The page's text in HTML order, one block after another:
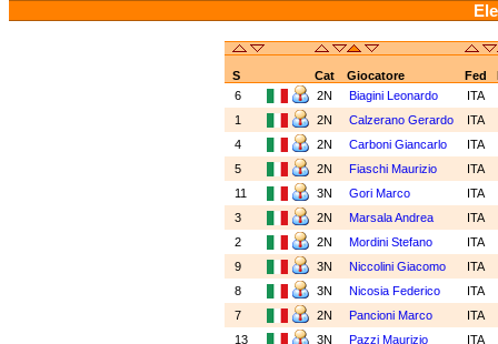
S Cat Giocatore Fed
6
2N Biagini Leonardo
ITA
1
2N Calzerano Gerardo
ITA
4
2N Carboni Giancarlo
ITA
5
2N Fiaschi Maurizio
ITA
11
3N Gori Marco
ITA
3
2N Marsala Andrea
ITA
2
2N Mordini Stefano
ITA
9
3N Niccolini Giacomo
ITA
8
3N Nicosia Federico
ITA
7
2N Pancioni Marco
ITA
13
3N Pazzi Maurizio
ITA